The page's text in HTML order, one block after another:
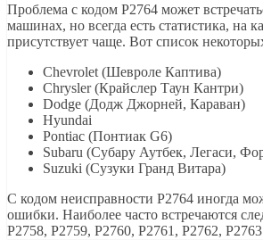
Проблема с кодом P2764 может
машинах, но всегда есть статистика, на
присутствует чаще. Вот список
Chevrolet (Шевроле Каптива)
Chrysler (Крайслер Таун Кантри)
Dodge (Додж Джорней, Караван)
Hyundai
Pontiac (Понтиак G6)
Subaru (Субару Аутбек, Легаси,
Suzuki (Сузуки Гранд Витара)
С кодом неисправности Р2764 иногда
ошибки. Наиболее часто встречаются
P2758, P2759, P2760, P2761, P2762,